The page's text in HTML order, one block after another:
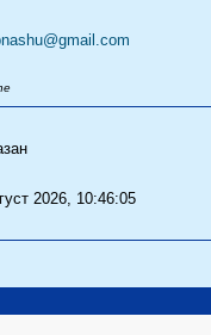
2026, 10:46:05